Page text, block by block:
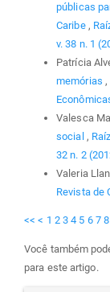
públicas
Caribe ,
v. 38 n. 1
Patrícia
memórias ,
Valesca
social ,
32 n. 2
Valeria
Revista de
<< < 1 2 3 4 5 6 7 8
Você também
para este artigo.